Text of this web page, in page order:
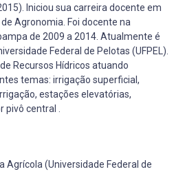
Iniciou sua carreira docente em
Agronomia. Foi docente na
de 2009 a 2014. Atualmente é
Federal de Pelotas (UFPEL).
Recursos Hídricos atuando
temas: irrigação superficial,
estações elevatórias,
central .
Agrícola (Universidade Federal de